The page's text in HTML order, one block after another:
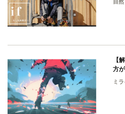
自然
【
方
ミ